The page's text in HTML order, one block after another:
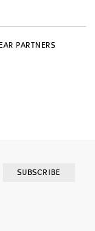
PARTNERS
SUBSCRIBE